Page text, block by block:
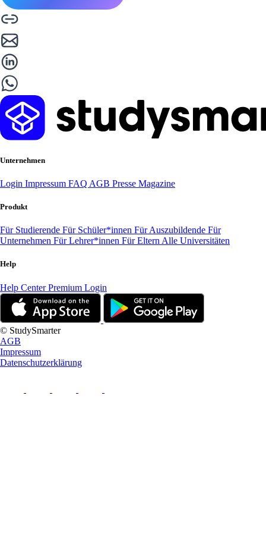
Unternehmen
Login Impressum FAQ AGB Presse Magazine
Produkt
Für Studierende Für Schüler*innen Für Auszubildende Für
Unternehmen Für Lehrer*innen Für Eltern Alle Universitäten
Help
Help CenterPremium Login
© StudySmarter
AGB
Impressum
Datenschutzerklärung